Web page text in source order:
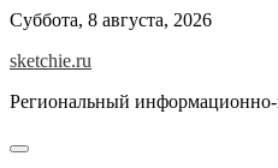
Skip
content
Суббота, 8 августа, 2026
sketchie.ru
Региональный информационно-